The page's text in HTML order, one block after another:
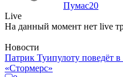
Пумас20
Live
На данный момент нет live
Новости
Патрик Туипулоту поведёт
«Стормерс»